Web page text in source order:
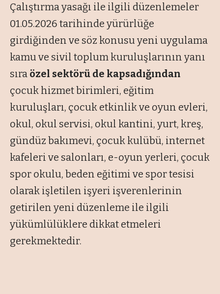
Çalıştırma yasağı ile ilgili düzenlemeler
01.05.2026 tarihinde yürürlüğe
girdiğinden ve söz konusu yeni uygulama
kamu ve sivil toplum kuruluşlarının yanı
sıra özel sektörü de kapsadığından
çocuk hizmet birimleri, eğitim
kuruluşları, çocuk etkinlik ve oyun evleri,
okul, okul servisi, okul kantini, yurt, kreş,
gündüz bakımevi, çocuk kulübü, internet
kafeleri ve salonları, e-oyun yerleri, çocuk
spor okulu, beden eğitimi ve spor tesisi
olarak işletilen işyeri işverenlerinin
getirilen yeni düzenleme ile ilgili
yükümlülüklere dikkat etmeleri
gerekmektedir.